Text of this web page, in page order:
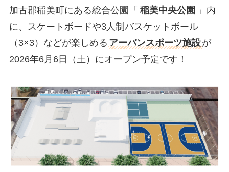
加古郡稲美町にある総合公園「 稲美中央公園 」内
に、スケートボードや3人制バスケットボール
（3×3）などが楽しめる アーバンスポーツ施設が
2026年6月6日（土）にオープン予定です！